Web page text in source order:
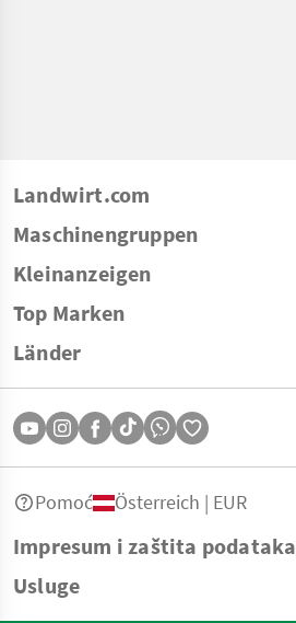
Landwirt.com
Maschinengruppen
Kleinanzeigen
Top Marken
Länder
Impresum i zaštita podataka
Usluge
Pomoć Österreich | EUR